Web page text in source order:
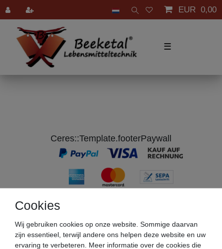
EUR 0,00
☰
Ceres::Template.footerPaywall
Ceres::Template.footerinstallment
Cookies
Wij gebruiken cookies op onze website. Sommige daarvan
zijn essentieel, terwijl andere ons helpen deze website en uw
ervaring te verbeteren. Meer informatie over de cookies die